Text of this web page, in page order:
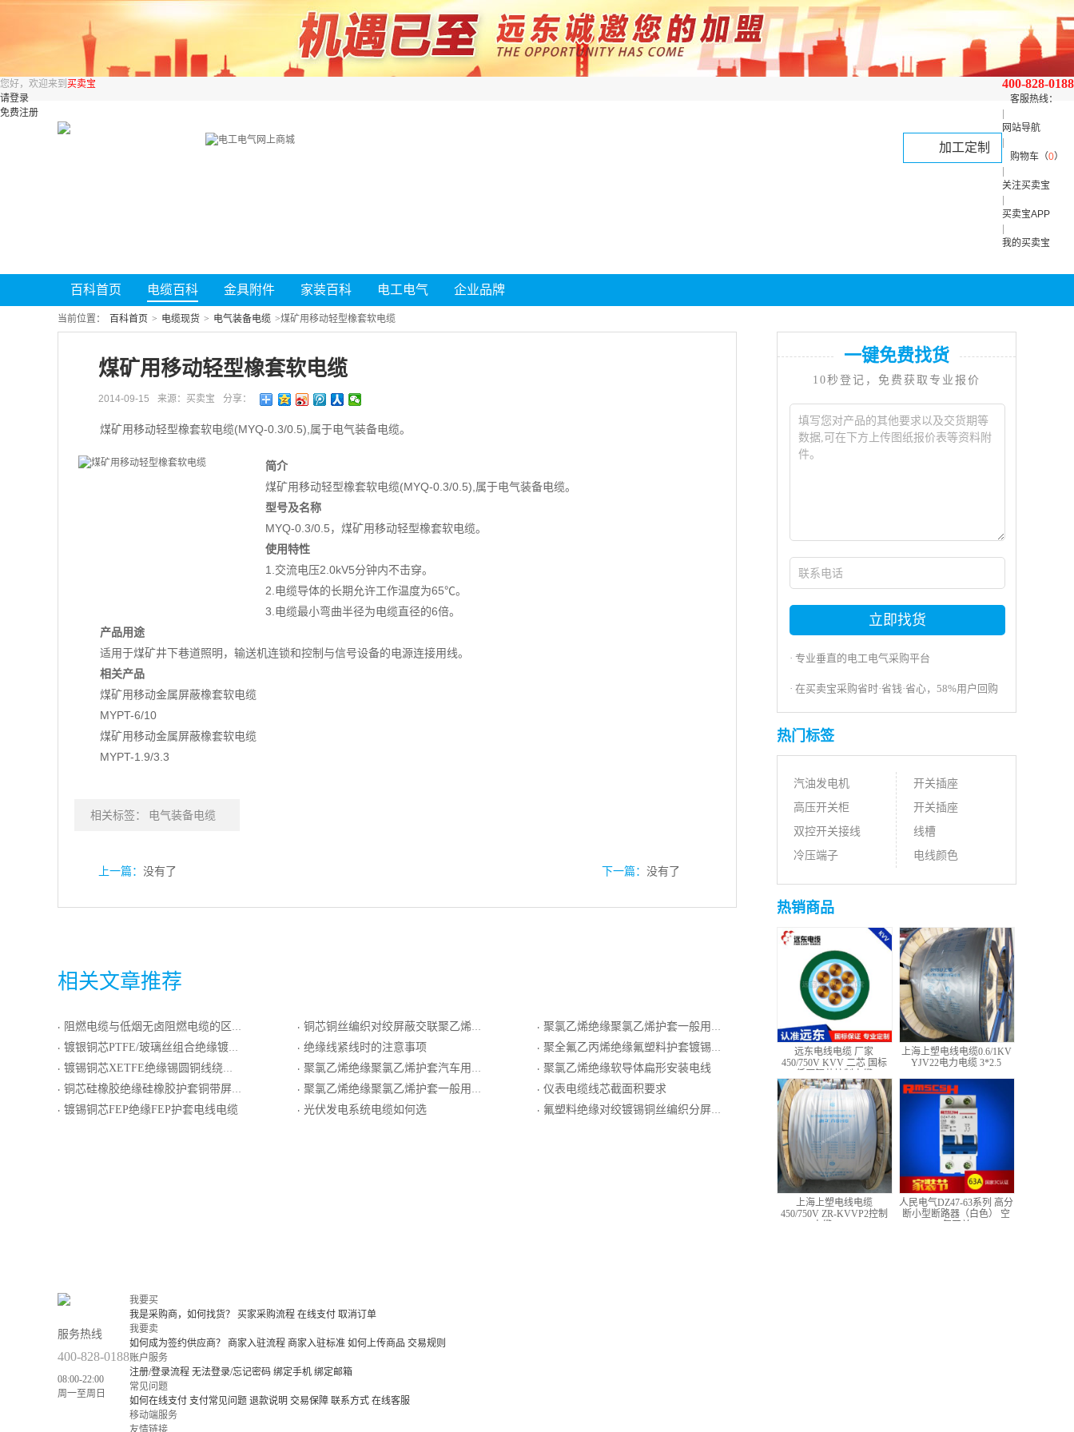
400-828-0188
客服热线：
网站导航
购物车（0）
关注买卖宝
买卖宝APP
我的买卖宝
您好，欢迎来到 买卖宝
请登录
免费注册
加工定制
百科首页 电缆百科 金具附件 家装百科 电工电气 企业品牌
当前位置： 百科首页 > 电缆现货 > 电气装备电缆 >煤矿用移动轻型橡套软电缆
煤矿用移动轻型橡套软电缆
2014-09-15 来源：买卖宝 分享：
煤矿用移动轻型橡套软电缆(MYQ-0.3/0.5),属于电气装备电缆。
简介
煤矿用移动轻型橡套软电缆(MYQ-0.3/0.5),属于电气装备电缆。
型号及名称
MYQ-0.3/0.5，煤矿用移动轻型橡套软电缆。
使用特性
1.交流电压2.0kV5分钟内不击穿。
2.电缆导体的长期允许工作温度为65℃。
3.电缆最小弯曲半径为电缆直径的6倍。
产品用途
适用于煤矿井下巷道照明，输送机连锁和控制与信号设备的电源连接用线。
相关产品
煤矿用移动金属屏蔽橡套软电缆
MYPT-6/10
煤矿用移动金属屏蔽橡套软电缆
MYPT-1.9/3.3
相关标签： 电气装备电缆
上一篇： 没有了 下一篇： 没有了
相关文章推荐
· 阻燃电缆与低烟无卤阻燃电缆的区别
· 镀银铜芯PTFE/玻璃丝组合绝缘镀镍圆铜线编织屏蔽电线电缆
· 镀锡铜芯XETFE绝缘锡圆铜线绕包屏蔽ETFE护套电线电缆
· 铜芯硅橡胶绝缘硅橡胶护套铜带屏蔽软导体控制电缆
· 镀锡铜芯FEP绝缘FEP护套电线电缆
· 铜芯铜丝编织对绞屏蔽交联聚乙烯绝缘聚氯乙烯护套双钢带铠装计算机电缆
· 绝缘线紧线时的注意事项
· 聚氯乙烯绝缘聚氯乙烯护套汽车用软线
· 聚氯乙烯绝缘聚氯乙烯护套一般用普通级N分度热电偶用绞合导体补偿导线
· 光伏发电系统电缆如何选
· 聚氯乙烯绝缘聚氯乙烯护套一般用普通级K分度热电偶用补偿电缆
· 聚全氟乙丙烯绝缘氟塑料护套镀锡铜丝编织分屏铜丝编织总屏耐热用精密级K分度热电偶用延长型补偿电缆
· 聚氯乙烯绝缘软导体扁形安装电线
· 仪表电缆线芯截面积要求
· 氟塑料绝缘对绞镀锡铜丝编织分屏蔽耐热105℃聚氯乙烯护套一般用普通级K分度热电偶用补偿导线
一键免费找货
10秒登记，免费获取专业报价
立即找货
· 专业垂直的电工电气采购平台
· 在买卖宝采购省时·省钱·省心，58%用户回购
热门标签
汽油发电机
高压开关柜
双控开关接线
冷压端子
开关插座
开关插座
线槽
电线颜色
热销商品
远东电线电缆 厂家
450/750V KVV 二芯 国标
上海上塑电线电缆0.6/1KV
YJV22电力电缆 3*2.5
上海上塑电线电缆
450/750V ZR-KVVP2控制
人民电气DZ47-63系列 高分
断小型断路器（白色） 空
服务热线
400-828-0188
08:00-22:00
周一至周日
我要买
我是采购商，如何找货？
买家采购流程 在线支付 取消订单
我要卖
如何成为签约供应商？
商家入驻流程 商家入驻标准 如何上传商品 交易规则
账户服务
注册/登录流程 无法登录/忘记密码 绑定手机 绑定邮箱
常见问题
如何在线支付 支付常见问题 退款说明 交易保障 联系方式 在线客服
移动端服务
友情链接